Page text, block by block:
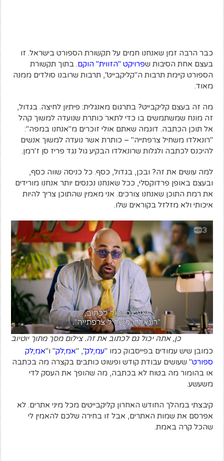
כבר הרבה זמן שאנחנו חמים על תקשורת הספורט בישראל. זו
בעצם אחת הסיבות שפרויקט "הזווית" הוקם.בתוך תקשורת
הספורט קיימת תרבות ה"קליקבייט", תרבות שרובנו סולדים ממנה
מאוד.
מה זה בעצם קליקבייט? בתרגום מאנגלית: פיתיון לחיצה. בגדול,
זה מונח שמשתמשים בו כדי לתאר כותרת שנועדה למשוך קהל
אל תוכן הכתבה. דוגמה שאתם אולי זוכרים מ"אנחנו במפה":
"רונאלדו משחיל צרפתייה" – כותרת אשר נועדה למשוך אנשים
להיכנס לכתבה ולגלות שרונאלדו הבקיע גול נגד פריז סן ז'רמן.
למה עושים את זה? ובכן, בגדול, כסף. כל כניסה שווה כסף,
ובעצם באופן פרדוקסלי, ככל שאנחנו נכנסים יותר אנחנו מורידים
את רמת התוכן שאנחנו צורכים. אני מאמין שהתוכן צריך להיות
איכותי ולא מזלזל בקוראים שלו.
כן, אתה יכול גם לכתוב את זה. צילום מסך מתוך יוטיוב
כמובן שיש עמודים בפייסבוק כמו "עמ;לק", "אמ;לק" ו"אמ;לק
ספורט" שעושים עבודת קודש ופשוט כותבים בקצרה מה בכתבה
או בהומור מה בטוח לא בכתבה, מה שהופך את העסק לדי
משעשע.
קיבצתי במהלך החודש האחרון קליקבייטים מכל מיני אתרים. לא
אפרסם את שמות האתרים, אבל זו בחירה שלכם להאמין לי
שהכל קרה באמת.